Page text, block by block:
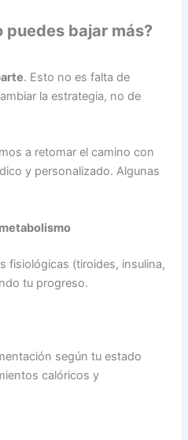
puedes bajar más?
. Esto no es falta de
la estrategia, no de
a retomar el camino con
y personalizado. Algunas
fisiológicas (tiroides, insulina,
tu progreso.
según tu estado
calóricos y